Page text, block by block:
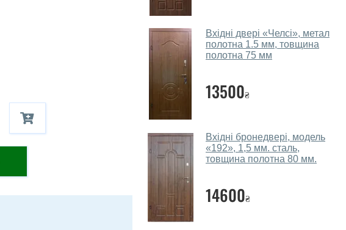
Вхідні двері «Челсі», метал
полотна 1.5 мм, товщина
полотна 75 мм
13500₴
Вхідні бронедвері, модель
«192», 1,5 мм. сталь,
товщина полотна 80 мм.
14600₴